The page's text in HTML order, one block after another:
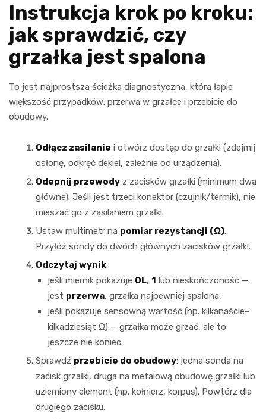
Instrukcja krok po kroku:
jak sprawdzić, czy
grzałka jest spalona
To jest najprostsza ścieżka diagnostyczna, która łapie
większość przypadków: przerwa w grzałce i przebicie do
obudowy.
Odłącz zasilanie i otwórz dostęp do grzałki (zdejmij
osłonę, odkręć dekiel, zależnie od urządzenia).
Odepnij przewody z zacisków grzałki (minimum dwa
główne). Jeśli jest trzeci konektor (czujnik/termik), nie
mieszać go z zasilaniem grzałki.
Ustaw multimetr na pomiar rezystancji (Ω).
Przyłóż sondy do dwóch głównych zacisków grzałki.
Odczytaj wynik:
jeśli miernik pokazuje OL, 1 lub nieskończoność —
jest przerwa, grzałka najpewniej spalona,
jeśli pokazuje sensowną wartość (np. kilkanaście–
kilkadziesiąt Ω) — grzałka może grzać, ale to
jeszcze nie koniec.
Sprawdź przebicie do obudowy: jedna sonda na
zacisk grzałki, druga na metalową obudowę grzałki lub
uziemiony element (np. kołnierz, korpus). Powtórz dla
drugiego zacisku.